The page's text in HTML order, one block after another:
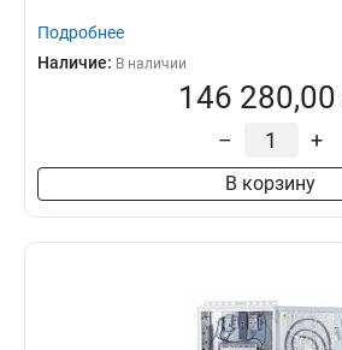
Подробнее
Наличие: В наличии
146 280,00
– +
В корзину